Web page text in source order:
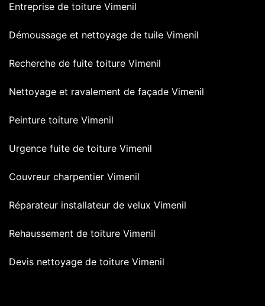
Entreprise de toiture Vimenil
Démoussage et nettoyage de tuile Vimenil
Recherche de fuite toiture Vimenil
Nettoyage et ravalement de façade Vimenil
Peinture toiture Vimenil
Urgence fuite de toiture Vimenil
Couvreur charpentier Vimenil
Réparateur installateur de velux Vimenil
Rehaussement de toiture Vimenil
Devis nettoyage de toiture Vimenil